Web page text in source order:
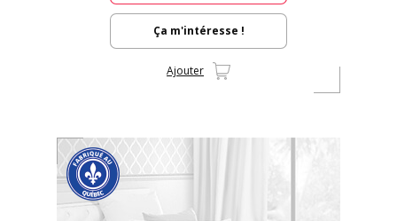
Ça m'intéresse !
Ajouter